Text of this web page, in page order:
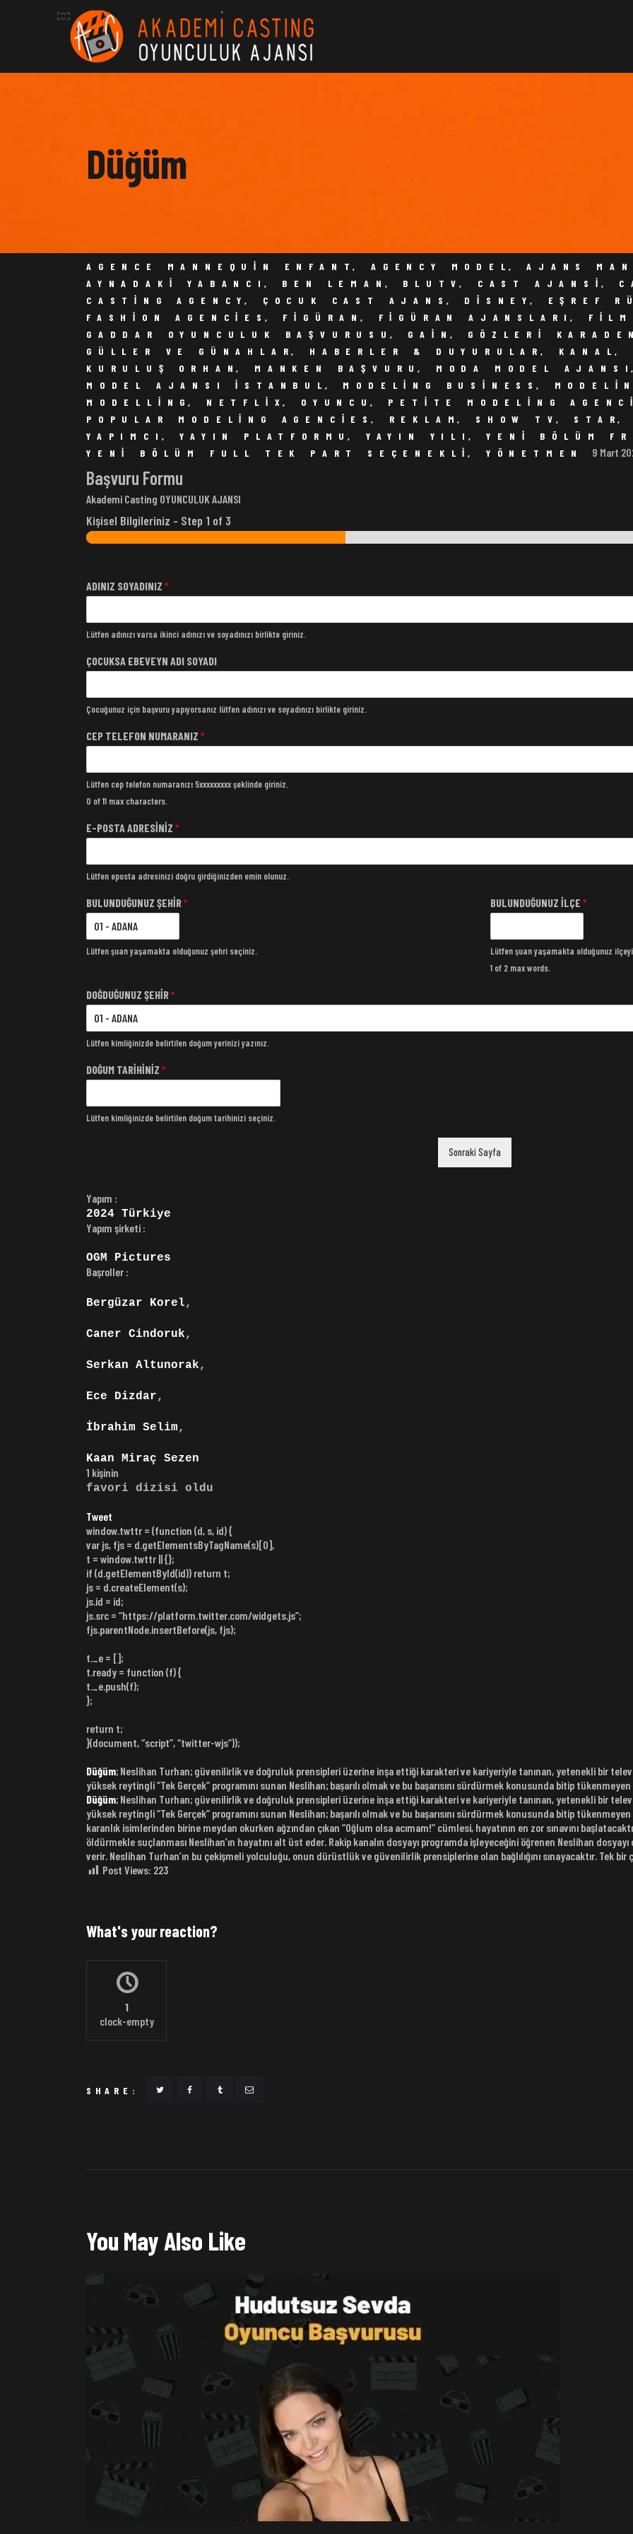
Düğüm
AGENCE MANNEQUIN ENFANT,AGENCY MODEL,AJANS
AYNADAKI YABANCI, BEN LEMAN, BLUTV, CAST AJANSI,
CASTING AGENCY, ÇOCUK CAST AJANS, DISNEY, EŞREF
FASHION AGENCIES, FIGÜRAN, FIGÜRAN AJANSLARI,
GADDAR OYUNCULUK BAŞVURUSU, GAIN, GÖZLERI
GÜLLER VE GÜNAHLAR, HABERLER & DUYURULAR, KANAL,
KURULUŞ ORHAN, MANKEN BAŞVURU, MODA MODEL AJANSI
MODEL AJANSI ISTANBUL, MODELING BUSINESS,
MODELLING, NETFLIX, OYUNCU, PETITE MODELING
POPULAR MODELING AGENCIES, REKLAM, SHOW TV, STAR,
YAPIMCI,YAYIN PLATFORMU, YAYIN YILI,YENI BÖLÜM
YENI BÖLÜM FULL TEK PART SEÇENEKLI, YÖNETMEN 9 Mart
Başvuru Formu
Akademi Casting OYUNCULUK AJANSI
Kişisel Bilgileriniz - Step 1 of 3
ADINIZ SOYADINIZ *
Lütfen adınızı varsa ikinci adınızı ve soyadınızı birlikte giriniz.
ÇOCUKSA EBEVEYN ADI SOYADI
Çocuğunuz için başvuru yapıyorsanız lütfen adınızı ve soyadınızı birlikte giriniz.
CEP TELEFON NUMARANIZ *
Lütfen cep telefon numaranızı 5xxxxxxxxx şeklinde giriniz.
0 of 11 max characters.
E-POSTA ADRESİNİZ *
Lütfen eposta adresinizi doğru girdiğinizden emin olunuz.
BULUNDUĞUNUZ ŞEHİR*
Lütfen şuan yaşamakta olduğunuz şehri seçiniz.
BULUNDUĞUNUZ İLÇE *
Lütfen şuan yaşamakta olduğunuz ilçeyi
1 of 2 max words.
DOĞDUĞUNUZ ŞEHİR*
Lütfen kimliğinizde belirtilen doğum yerinizi yazınız.
DOĞUM TARİHİNİZ *
Lütfen kimliğinizde belirtilen doğum tarihinizi seçiniz.
Sonraki Sayfa
Yapım :
2024 Türkiye
Yapım şirketi :
OGM Pictures
Başroller :
Bergüzar Korel,
Caner Cindoruk,
Serkan Altunorak,
Ece Dizdar,
İbrahim Selim,
Kaan Miraç Sezen
1 kişinin
favori dizisi oldu
Tweet
window.twttr = (function (d, s, id) {
var js, fjs = d.getElementsByTagName(s)[0],
t = window.twttr || {};
if (d.getElementById(id)) return t;
js = d.createElement(s);
js.id = id;
js.src = “https://platform.twitter.com/widgets.js”;
fjs.parentNode.insertBefore(js, fjs);
t._e = [];
t.ready = function (f) {
t._e.push(f);
};
return t;
}(document, “script”, “twitter-wjs”));
Düğüm; Neslihan Turhan; güvenilirlik ve doğruluk prensipleri üzerine inşa ettiği karakteri ve kariyeriyle tanınan, yetenekli bir
yüksek reytingli “Tek Gerçek” programını sunan Neslihan; başarılı olmak ve bu başarısını sürdürmek konusunda bitip
Düğüm; Neslihan Turhan; güvenilirlik ve doğruluk prensipleri üzerine inşa ettiği karakteri ve kariyeriyle tanınan, yetenekli bir
yüksek reytingli “Tek Gerçek” programını sunan Neslihan; başarılı olmak ve bu başarısını sürdürmek konusunda bitip tükenmeyen
karanlık isimlerinden birine meydan okurken ağzından çıkan “Oğlum olsa acımam!” cümlesi, hayatının en zor sınavını
öldürmekle suçlanması Neslihan’ın hayatını alt üst eder. Rakip kanalın dosyayı programda işleyeceğini öğrenen Neslihan
verir. Neslihan Turhan’ın bu çekişmeli yolculuğu, onun dürüstlük ve güvenilirlik prensiplerine olan bağlılığını sınayacaktır. Tek bir
Post Views: 223
What's your reaction?
1
clock-empty
SHARE:
You May Also Like